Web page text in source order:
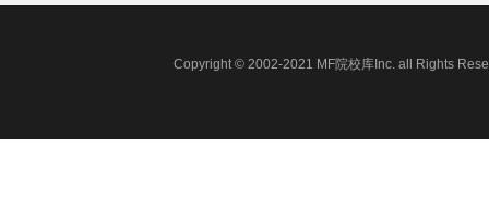
Copyright © 2002-2021 MF院校库Inc. all Rights